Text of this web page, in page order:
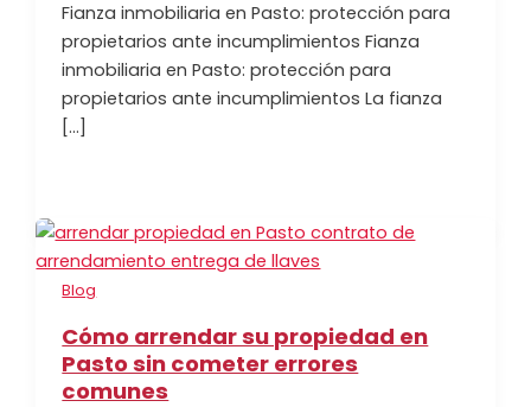
Fianza inmobiliaria en Pasto: protección para
propietarios ante incumplimientos Fianza
inmobiliaria en Pasto: protección para
propietarios ante incumplimientos La fianza
[…]
Blog
Cómo arrendar su propiedad en
Pasto sin cometer errores
comunes